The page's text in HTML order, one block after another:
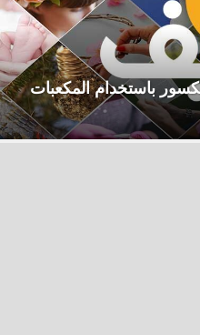
باستخدام المكعبات